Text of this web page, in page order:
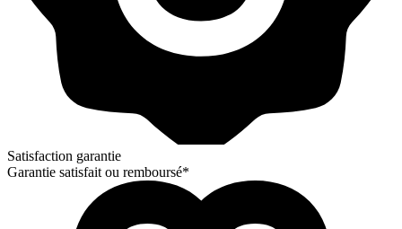
Satisfaction garantie
Garantie satisfait ou remboursé*